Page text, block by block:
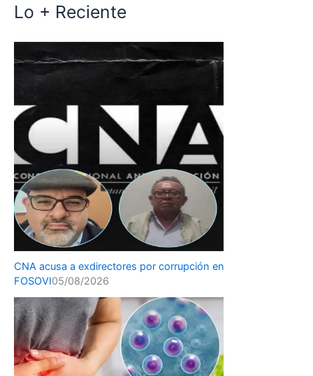
Lo + Reciente
CNA acusa a exdirectores por corrupción en
FOSOVI05/08/2026